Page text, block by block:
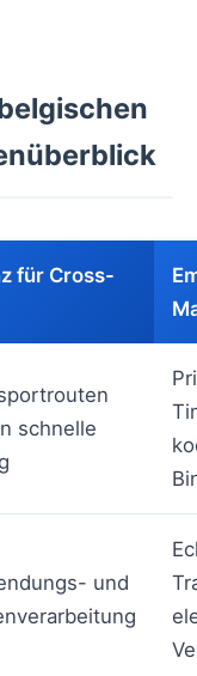
für Cross-
schnelle
und